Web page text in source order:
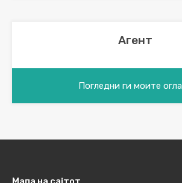
Агент
Погледни ги моите